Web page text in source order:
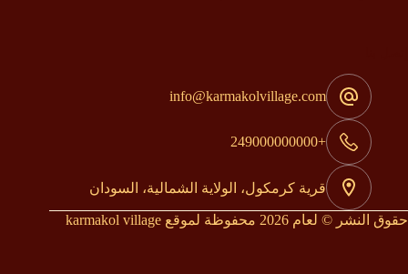
info@karmakolvillage.com
+249000000000
قرية كرمكول، الولاية الشمالية، السودان
حقوق النشر © لعام 2026 محفوظة لموقع karmakol village